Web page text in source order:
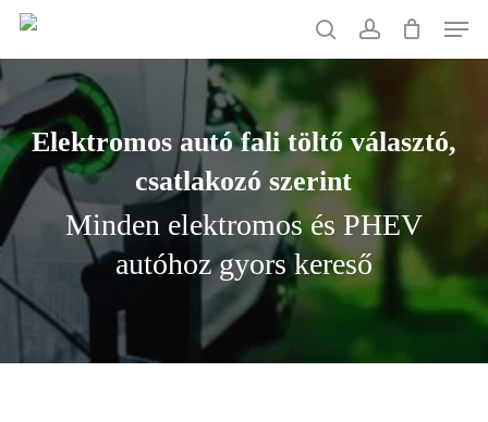
Skip
main
Menu
Elektromos autó fali töltő választó,
csatlakozó szerint
Minden elektromos és PHEV
autóhoz gyors kereső